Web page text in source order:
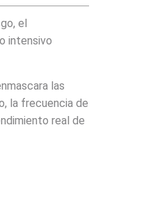
el
intensivo
las
la frecuencia de
real de